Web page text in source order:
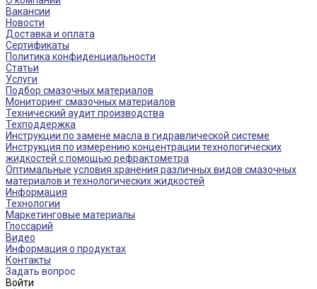
Вакансии
Новости
Доставка и оплата
Сертификаты
Политика конфиденциальности
Статьи
Услуги
Подбор смазочных материалов
Мониторинг смазочных материалов
Технический аудит производства
Техподдержка
Инструкции по замене масла в гидравлической системе
Инструкция по измерению концентрации технологических
жидкостей с помощью рефрактометра
Оптимальные условия хранения различных видов смазочных
материалов и технологических жидкостей
Информация
Технологии
Маркетинговые материалы
Глоссарий
Видео
Информация о продуктах
Контакты
Задать вопрос
Войти